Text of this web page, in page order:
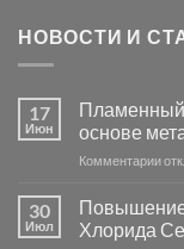
НОВОСТИ И
17
Июн
Пламенный
основе
Комментариик
30
Июл
Повышение
Хлорида